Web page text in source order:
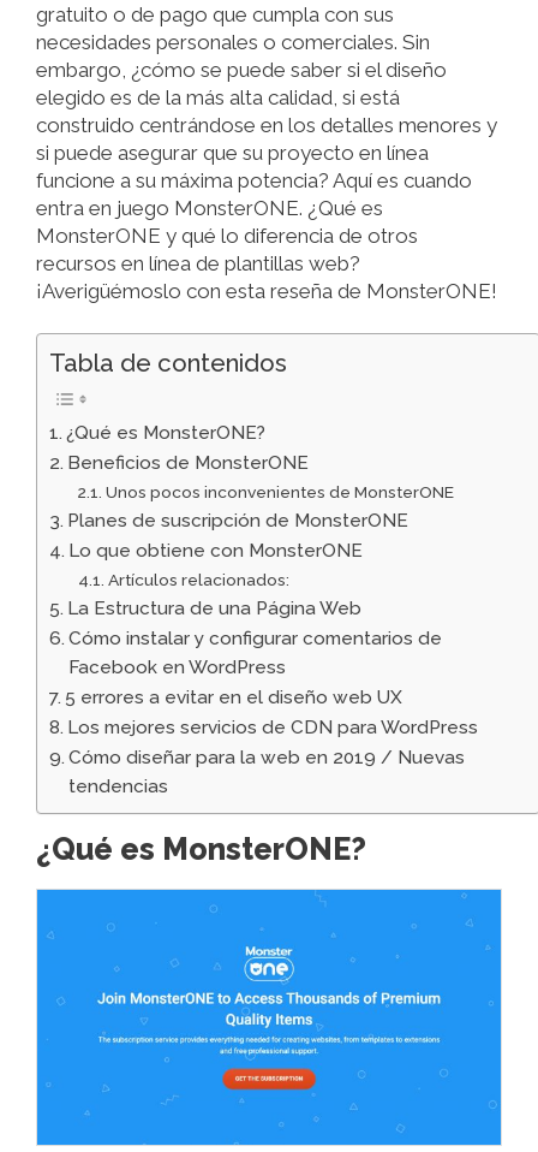
gratuito o de pago que cumpla con sus
necesidades personales o comerciales. Sin
embargo, ¿cómo se puede saber si el diseño
elegido es de la más alta calidad, si está
construido centrándose en los detalles menores y
si puede asegurar que su proyecto en línea
funcione a su máxima potencia? Aquí es cuando
entra en juego MonsterONE. ¿Qué es
MonsterONE y qué lo diferencia de otros
recursos en línea de plantillas web?
¡Averigüémoslo con esta reseña de MonsterONE!
Tabla de contenidos
¿Qué es MonsterONE?
Beneficios de MonsterONE
Unos pocos inconvenientes de MonsterONE
Planes de suscripción de MonsterONE
Lo que obtiene con MonsterONE
Artículos relacionados:
La Estructura de una Página Web
Cómo instalar y configurar comentarios de
Facebook en WordPress
5 errores a evitar en el diseño web UX
Los mejores servicios de CDN para WordPress
Cómo diseñar para la web en 2019 / Nuevas
tendencias
¿Qué es MonsterONE?